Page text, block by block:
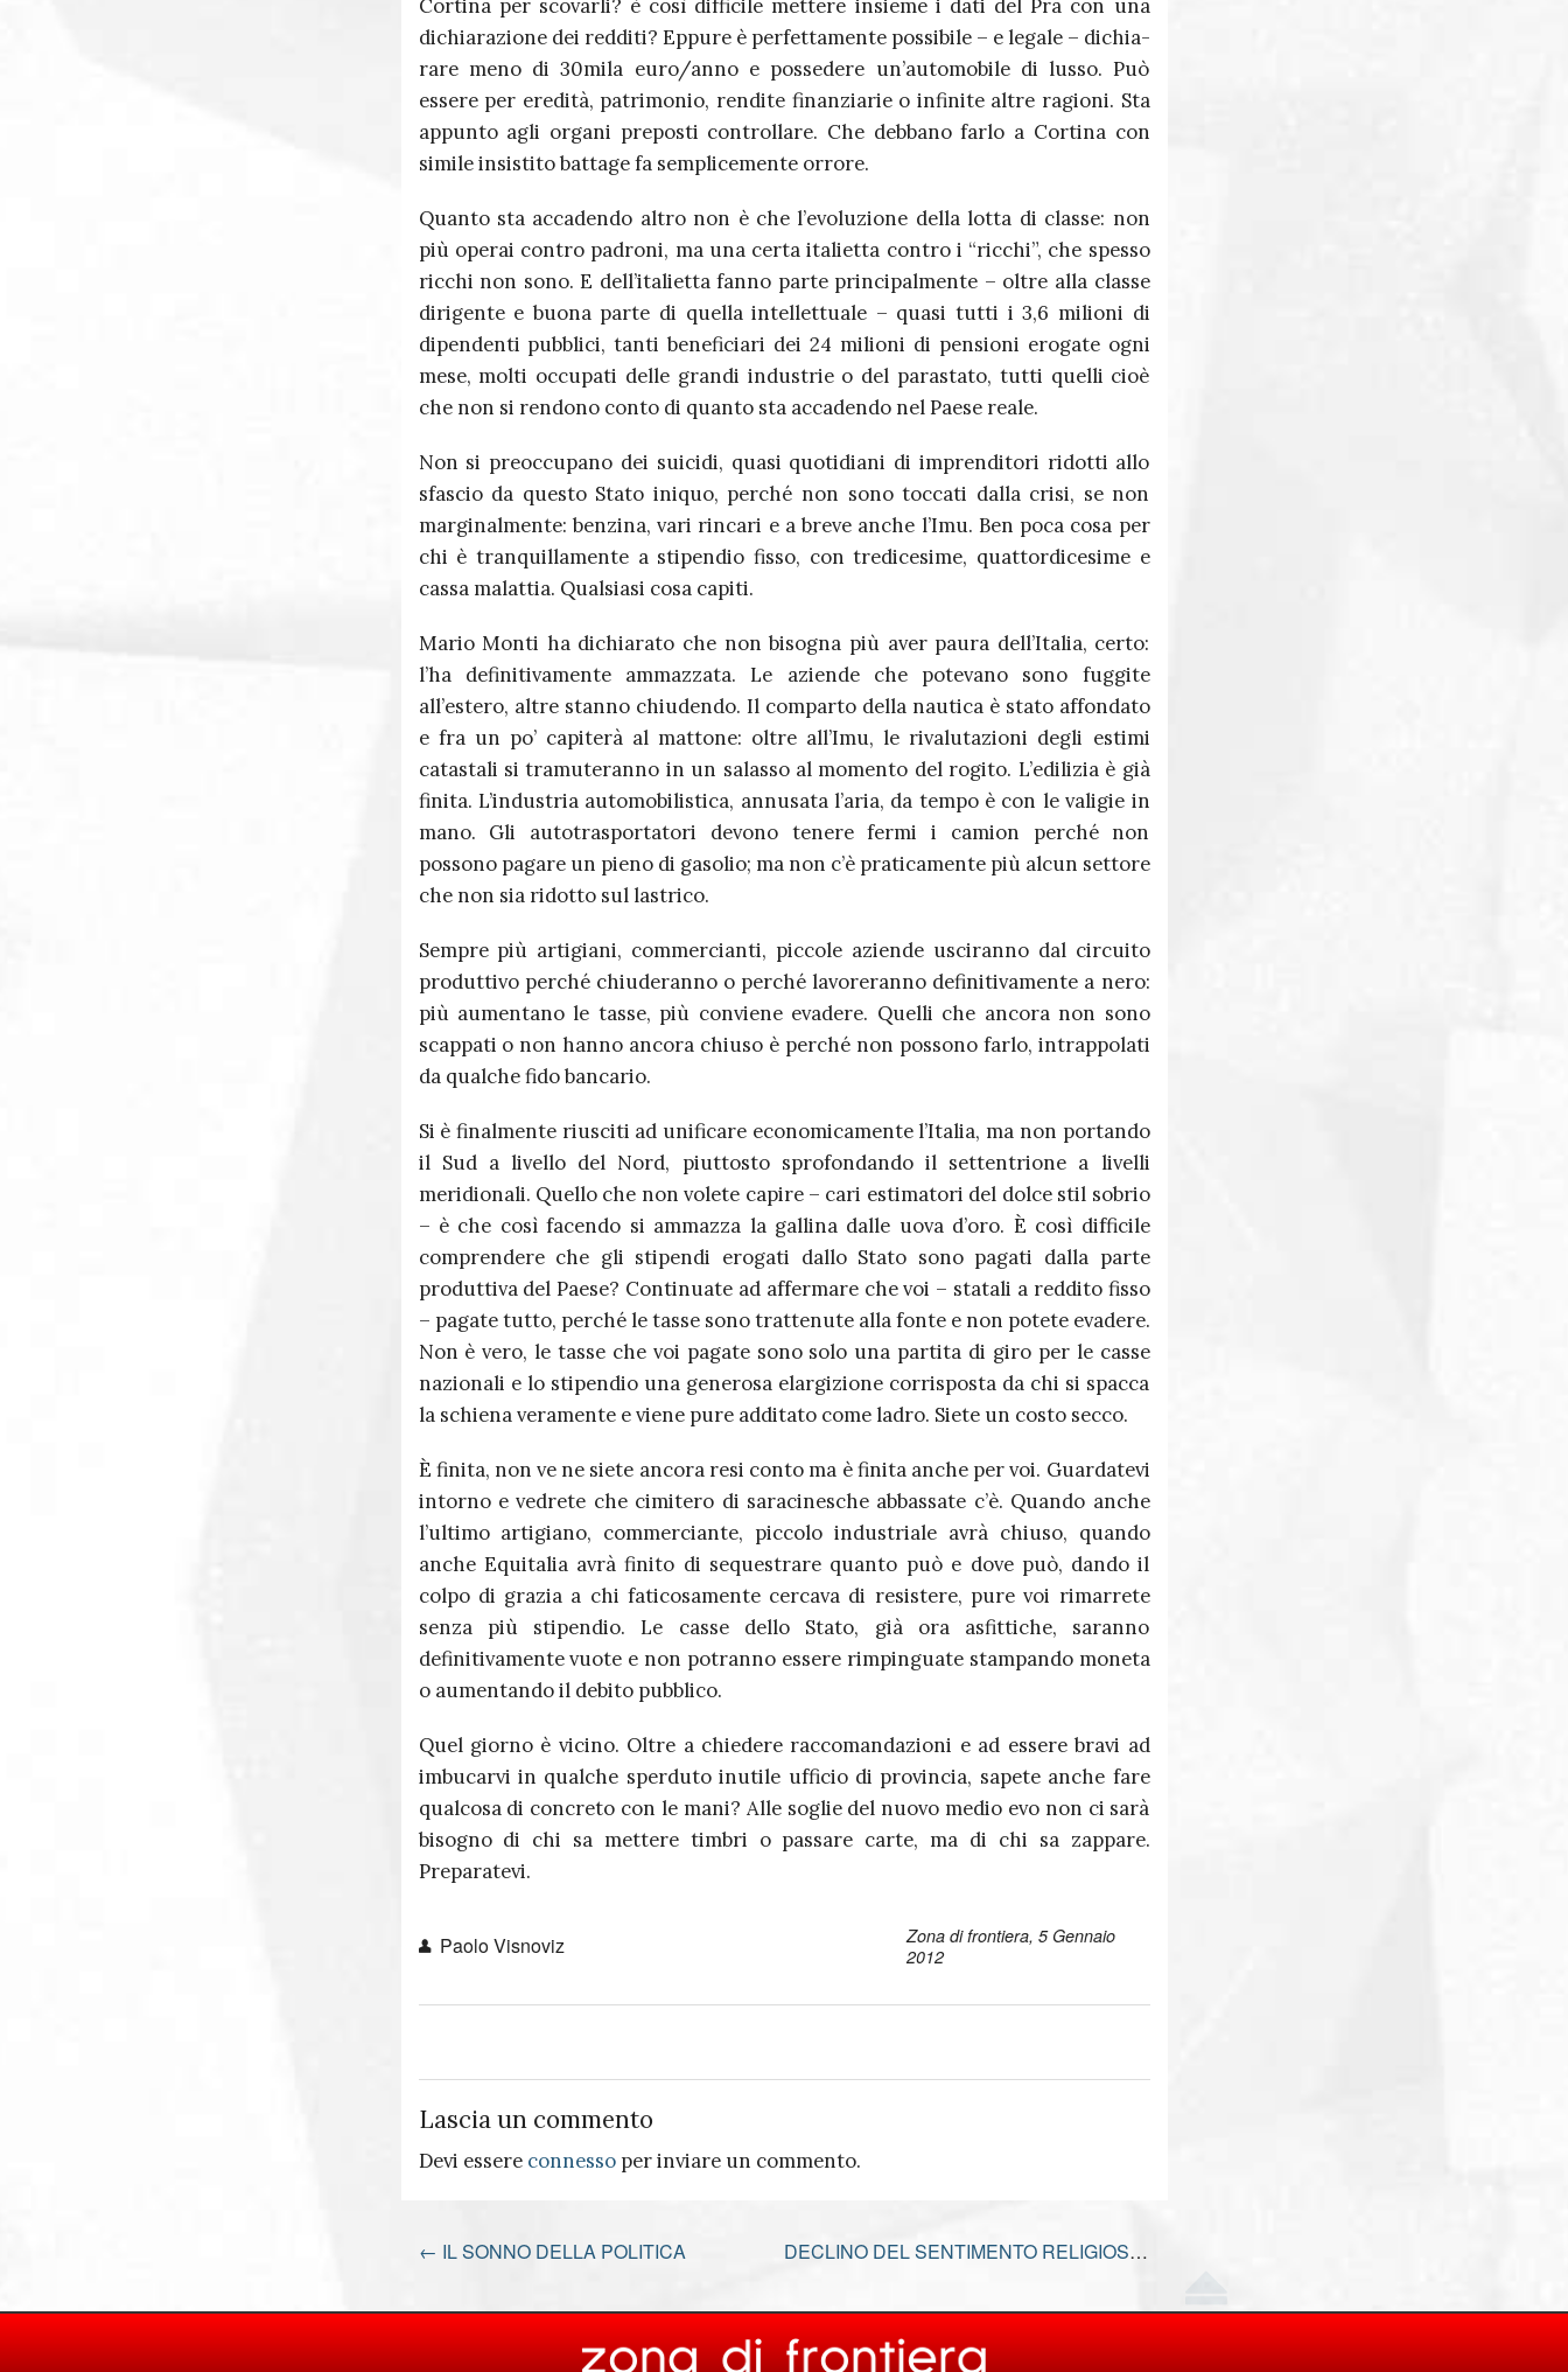
Cor­tina per sco­varli? è così dif­fi­cile met­tere insieme i dati del Pra con una
dichia­ra­zione dei red­diti? Eppure è per­fet­ta­mente pos­si­bile – e legale – dichia­
rare meno di 30mila euro/anno e pos­se­dere un’automobile di lusso. Può
essere per ere­dità, patri­mo­nio, ren­dite finan­zia­rie o infi­nite altre ragioni. Sta
appunto agli organi preposti con­trol­lare. Che debbano farlo a Cortina con
simile insistito battage fa semplicemente orrore.
Quanto sta accadendo altro non è che l’evoluzione della lotta di classe: non
più operai contro padroni, ma una certa italietta contro i “ricchi”, che spesso
ricchi non sono. E dell’italietta fanno parte principalmente – oltre alla classe
dirigente e buona parte di quella intellettuale – quasi tutti i 3,6 milioni di
dipendenti pubblici, tanti beneficiari dei 24 milioni di pensioni erogate ogni
mese, molti occupati delle grandi industrie o del parastato, tutti quelli cioè
che non si rendono conto di quanto sta accadendo nel Paese reale.
Non si preoccupano dei suicidi, quasi quotidiani di imprenditori ridotti allo
sfascio da questo Stato iniquo, perché non sono toccati dalla crisi, se non
marginalmente: benzina, vari rincari e a breve anche l’Imu. Ben poca cosa per
chi è tranquillamente a stipendio fisso, con tredicesime, quattordicesime e
cassa malattia. Qualsiasi cosa capiti.
Mario Monti ha dichiarato che non bisogna più aver paura dell’Italia, certo:
l’ha definitivamente ammazzata. Le aziende che potevano sono fuggite
all’estero, altre stanno chiudendo. Il comparto della nautica è stato affondato
e fra un po’ capiterà al mattone: oltre all’Imu, le rivalutazioni degli estimi
catastali si tramuteranno in un salasso al momento del rogito. L’edilizia è già
finita. L’industria automobilistica, annusata l’aria, da tempo è con le valigie in
mano. Gli autotrasportatori devono tenere fermi i camion perché non
possono pagare un pieno di gasolio; ma non c’è praticamente più alcun settore
che non sia ridotto sul lastrico.
Sempre più artigiani, commercianti, piccole aziende usciranno dal circuito
produttivo perché chiuderanno o perché lavoreranno definitivamente a nero:
più aumentano le tasse, più conviene evadere. Quelli che ancora non sono
scappati o non hanno ancora chiuso è perché non possono farlo, intrappolati
da qualche fido bancario.
Si è finalmente riusciti ad unificare economicamente l’Italia, ma non portando
il Sud a livello del Nord, piuttosto sprofondando il settentrione a livelli
meridionali. Quello che non volete capire – cari estimatori del dolce stil sobrio
– è che così facendo si ammazza la gallina dalle uova d’oro. È così difficile
comprendere che gli stipendi erogati dallo Stato sono pagati dalla parte
produttiva del Paese? Continuate ad affermare che voi – statali a reddito fisso
– pagate tutto, perché le tasse sono trattenute alla fonte e non potete evadere.
Non è vero, le tasse che voi pagate sono solo una partita di giro per le casse
nazionali e lo stipendio una generosa elargizione corrisposta da chi si spacca
la schiena veramente e viene pure additato come ladro. Siete un costo secco.
È finita, non ve ne siete ancora resi conto ma è finita anche per voi. Guardatevi
intorno e vedrete che cimitero di saracinesche abbassate c’è. Quando anche
l’ultimo artigiano, commerciante, piccolo industriale avrà chiuso, quando
anche Equitalia avrà finito di sequestrare quanto può e dove può, dando il
colpo di grazia a chi faticosamente cercava di resistere, pure voi rimarrete
senza più stipendio. Le casse dello Stato, già ora asfittiche, saranno
definitivamente vuote e non potranno essere rimpinguate stampando moneta
o aumentando il debito pubblico.
Quel giorno è vicino. Oltre a chiedere raccomandazioni e ad essere bravi ad
imbucarvi in qualche sperduto inutile ufficio di provincia, sapete anche fare
qualcosa di concreto con le mani? Alle soglie del nuovo medio evo non ci sarà
bisogno di chi sa mettere timbri o passare carte, ma di chi sa zappare.
Preparatevi.
Paolo Visnoviz
Zona di frontiera, 5 Gennaio
2012
Lascia un commento
Devi essere connessoper inviare un commento.
← IL SONNO DELLA POLITICA DECLINO DEL SENTIMENTO RELIGIOSO